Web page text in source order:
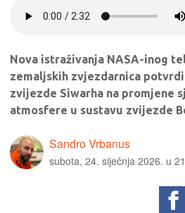
Nova istraživanja NASA-inog
zemaljskih zvjezdarnica
zvijezde Siwarha na promjene
atmosfere u sustavu zvijezde
Sandro Vrbanus
subota, 24. siječnja 2026. u